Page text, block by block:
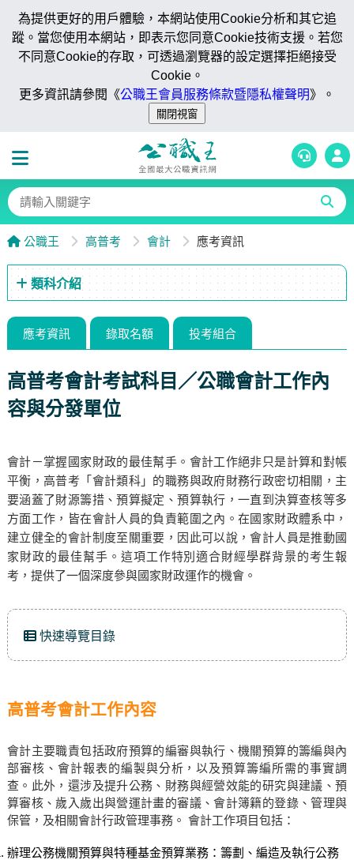
為提供更好的用戶體驗，本網站使用Cookie分析和其它追
蹤。當您使用本網站，即表示您同意Cookie技術支援。若您
不同意Cookie的存取，可透過瀏覽器的設定選擇拒絕接受
Cookie。
更多資訊請參閱《公職王會員服務條款暨隱私權聲明》。
公職王 高普考 會計 應考資訊
類科介紹
應考資訊 錄取名額 投考組合
高普考會計考試科目／公職會計工作內
容與分發單位
會計－掌握國家財政的最佳幫手。會計工作絕非只是計算和對帳
平衡，高普考「會計類科」的職務與政府財務行政密切相關，主
要涵蓋了財源籌措、預算擬定、預算執行，一直到決算查核等多
方面工作，皆在會計人員的負責範圍之內。在國家財政體系中，
建立健全的會計制度至關重要，因此可以說，會計人員是推動國
家財政的最佳幫手。這項工作特別適合財經學群背景的考生報
考，提供了一個深度參與國家財政運作的機會。
快速導覽目錄
高普考會計工作內容
會計主要職責包括政府預算的編審與執行、機關預算的籌編與內
部審核、會計報表的編製與分析，以及預算籌編所需的事實調
查。此外，還涉及提升公務、財務與經營效能的研究與建議、預
算審核、歲入歲出與營運計畫的審議、會計簿籍的登錄、管理與
保管，及相關會計行政管理事務。 會計工作項目包括：
辦理公務機關預算與特種基金預算業務：籌劃、編造及執行公務